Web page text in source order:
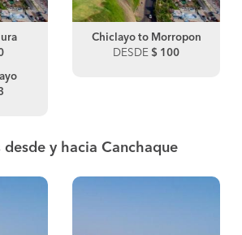
Chiclayo to Morropon
DESDE $ 100
desde y hacia Canchaque